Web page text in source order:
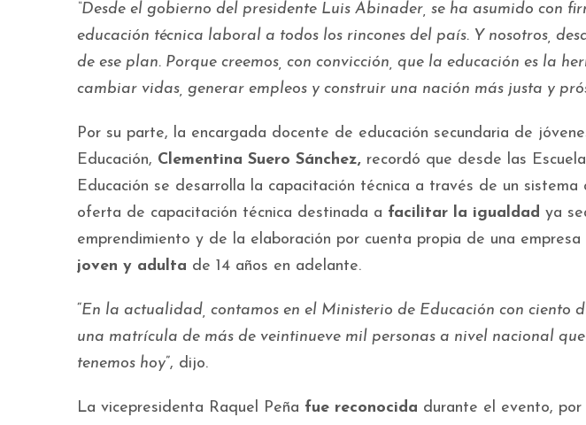
“Desde el gobierno del presidente Luis Abinader, se ha asumido con
educación técnica laboral a todos los rincones del país. Y nosotros,
de ese plan. Porque creemos, con convicción, que la educación es la
cambiar vidas, generar empleos y construir una nación más justa y
Por su parte, la encargada docente de educación secundaria de
Educación, Clementina Suero Sánchez, recordó que desde las
Educación se desarrolla la capacitación técnica a través de un
oferta de capacitación técnica destinada a facilitar la igualdad ya
emprendimiento y de la elaboración por cuenta propia de una
joven y adulta de 14 años en adelante.
“En la actualidad, contamos en el Ministerio de Educación con ciento
una matrícula de más de veintinueve mil personas a nivel nacional
tenemos hoy”, dijo.
La vicepresidenta Raquel Peña fue reconocida durante el evento,